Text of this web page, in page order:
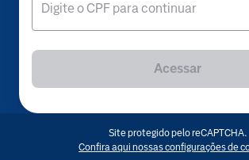
Digite o CPF para continuar
Acessar
Site protegido pelo reCAPTCHA.
Confira aqui nossas configurações de